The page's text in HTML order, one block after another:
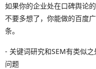
如果你的企业处在口碑舆论
不要多想了，你能做的百度
条。
- 关键词研究和SEM有类似
问题